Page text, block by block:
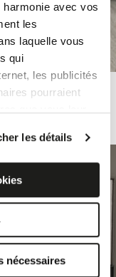
avec vos
les
laquelle vous
qui
les publicités
pourraient
ou refusez le
quelques-uns
peut être
de profilage,
avec la touche
les détails
nécessaires
Travertin